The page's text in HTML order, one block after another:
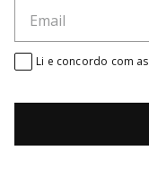
Li e concordo com as